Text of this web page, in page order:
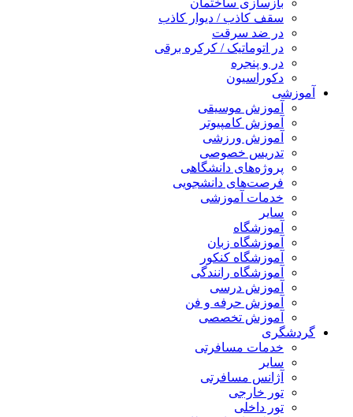
بازسازی ساختمان
سقف کاذب / دیوار کاذب
در ضد سرقت
در اتوماتیک / کرکره برقی
در و پنجره
دکوراسیون
آموزشی
آموزش موسیقی
آموزش کامپیوتر
آموزش ورزشی
تدریس خصوصی
پروژه‌های دانشگاهی
فرصت‌های دانشجویی
خدمات آموزشی
سایر
آموزشگاه
آموزشگاه زبان
آموزشگاه کنکور
آموزشگاه رانندگی
آموزش درسی
آموزش حرفه و فن
آموزش تخصصی
گردشگری
خدمات مسافرتی
سایر
آژانس مسافرتی
تور خارجی
تور داخلی